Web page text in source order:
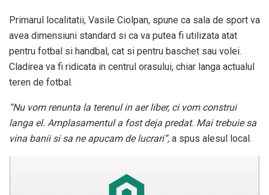
Primarul localitatii, Vasile Ciolpan, spune ca sala de sport va
avea dimensiuni standard si ca va putea fi utilizata atat
pentru fotbal si handbal, cat si pentru baschet sau volei.
Cladirea va fi ridicata in centrul orasului, chiar langa actualul
teren de fotbal.
“Nu vom renunta la terenul in aer liber, ci vom construi
langa el. Amplasamentul a fost deja predat. Mai trebuie sa
vina banii si sa ne apucam de lucrari”, a spus alesul local.